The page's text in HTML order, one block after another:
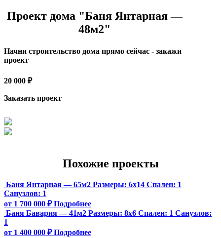
Проект дома "Баня Янтарная —
48м2"
Начни строительство дома прямо сейчас - закажи
проект
20 000 ₽
Заказать проект
Похожие проекты
Баня Янтарная — 65м2 Размеры: 6х14 Спален: 1
Санузлов: 1
от 1 700 000 ₽ Подробнее
Баня Бавария — 41м2 Размеры: 8х6 Спален: 1 Санузлов:
1
от 1 400 000 ₽ Подробнее